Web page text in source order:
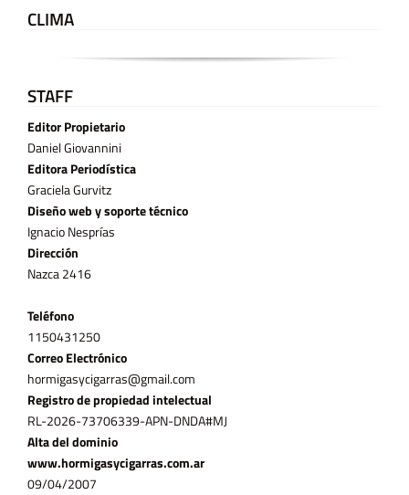
CLIMA
STAFF
Editor Propietario
Daniel Giovannini
Editora Periodística
Graciela Gurvitz
Diseño web y soporte técnico
Ignacio Nesprías
Dirección
Nazca 2416
Teléfono
11­50431250
Correo Electrónico
hormigasycigarras@gmail.com
Registro de propiedad intelectual
RL-2026-73706339-APN-DNDA#MJ
Alta del dominio
www.hormigasycigarras.com.ar
09/04/2007